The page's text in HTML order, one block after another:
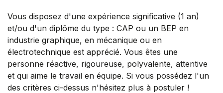
Vous disposez d'une expérience significative (1 an)
et/ou d'un diplôme du type : CAP ou un BEP en
industrie graphique, en mécanique ou en
électrotechnique est apprécié. Vous êtes une
personne réactive, rigoureuse, polyvalente, attentive
et qui aime le travail en équipe. Si vous possédez l'un
des critères ci-dessus n'hésitez plus à postuler !